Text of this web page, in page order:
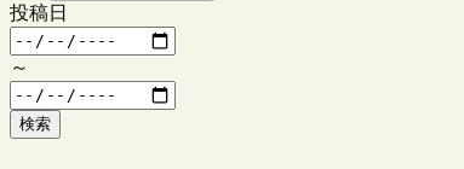
投稿日
～
検索